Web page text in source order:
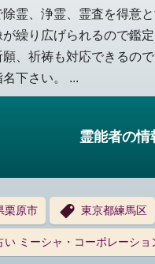
除霊、浄霊、霊査を得意
が繰り広げられるので鑑
、祈祷も対応できるの
下さい。 ...
霊能者の情
栗原市 東京都練馬区
い ミーシャ・コーポレーショ